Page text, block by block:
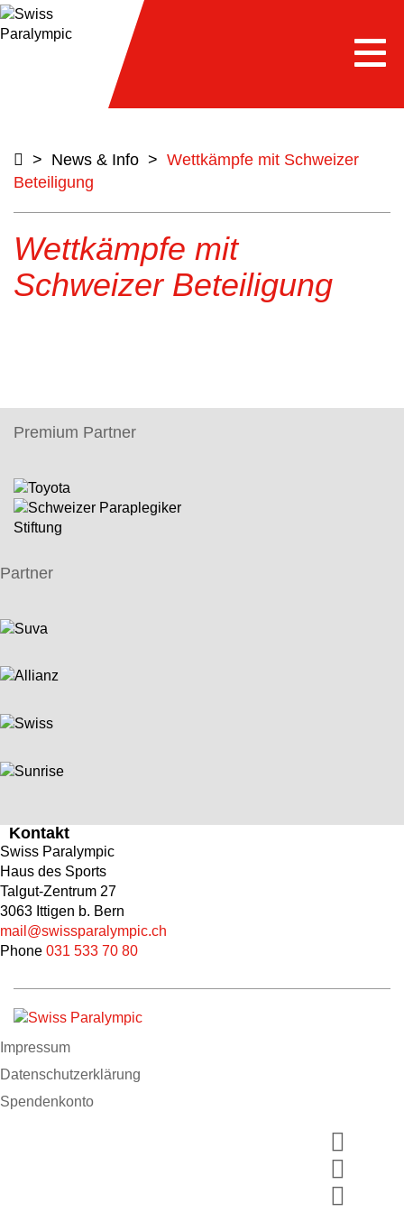
> News & Info > Wettkämpfe mit Schweizer
Beteiligung
Wettkämpfe mit
Schweizer Beteiligung
Premium Partner
Partner
Kontakt
Swiss Paralympic
Haus des Sports
Talgut-Zentrum 27
3063 Ittigen b. Bern
mail@swissparalympic.ch
Phone 031 533 70 80
Impressum
Datenschutzerklärung
Spendenkonto